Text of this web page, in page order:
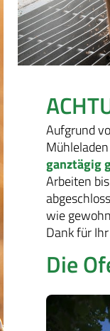
Aufgrund
ganztägig
Arbeiten
wie
Dank für
Die